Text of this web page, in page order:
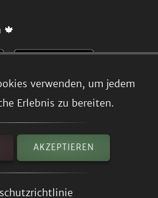
verwenden, um jedem
Erlebnis zu bereiten.
AKZEPTIEREN
🍁